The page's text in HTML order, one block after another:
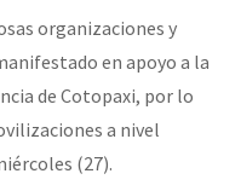
organizaciones y
en apoyo a la
de Cotopaxi, por lo
a nivel
(27).